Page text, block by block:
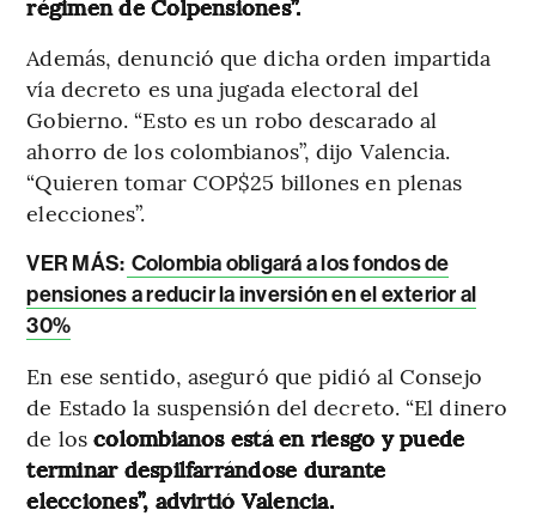
régimen de Colpensiones”.
Además, denunció que dicha orden impartida
vía decreto es una jugada electoral del
Gobierno. “Esto es un robo descarado al
ahorro de los colombianos”, dijo Valencia.
“Quieren tomar COP$25 billones en plenas
elecciones”.
VER MÁS: Colombia obligará a los fondos de
pensiones a reducir la inversión en el exterior al
30%
En ese sentido, aseguró que pidió al Consejo
de Estado la suspensión del decreto. “El dinero
de loscolombianos está en riesgo y puede
terminar despilfarrándose durante
elecciones”, advirtió Valencia.